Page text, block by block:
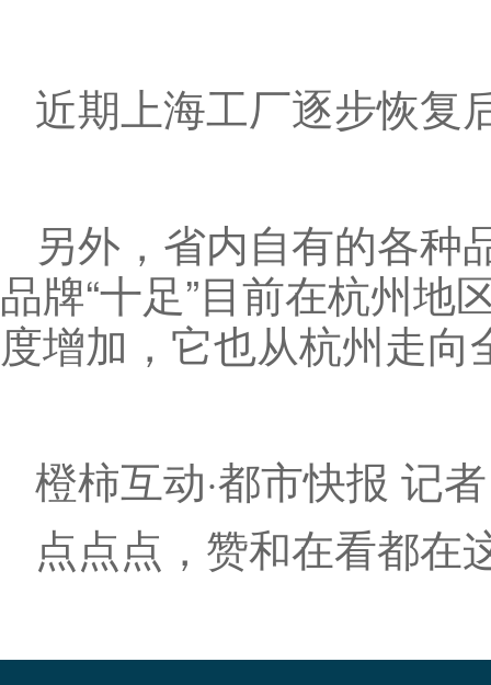
近期上海工厂逐步恢复
另外，省内自有的各种
品牌“十足”目前在杭州
度增加，它也从杭州走
橙柿互动·都市快报 记
点点点，赞和在看都在